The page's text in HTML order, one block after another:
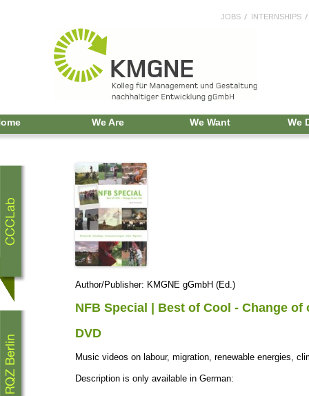
JOBS INTERNSHIPS
We Are We Want We
Author/Publisher: KMGNE gGmbH (Ed.)
NFB Special | Best of Cool - Change of
DVD
Music videos on labour, migration, renewable energies,
Description is only available in German: